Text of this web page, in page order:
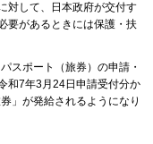
対して、日本政府が交付す
要があるときには保護・扶
スポート（旅券）の申請・
和7年3月24日申請受付分か
」が発給されるようになり